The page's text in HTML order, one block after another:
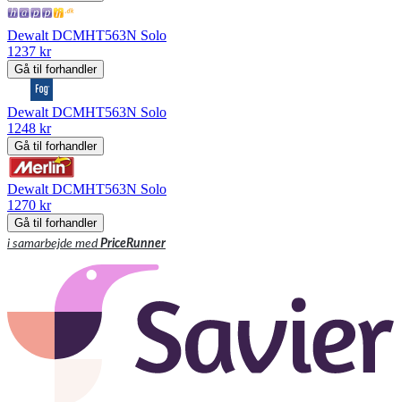
Dewalt DCMHT563N Solo
1237 kr
Gå til forhandler
Dewalt DCMHT563N Solo
1248 kr
Gå til forhandler
Dewalt DCMHT563N Solo
1270 kr
Gå til forhandler
i samarbejde medPriceRunner